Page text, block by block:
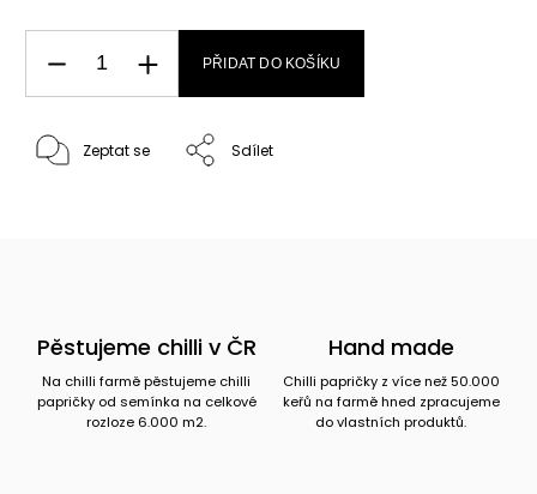
PŘIDAT DO KOŠÍKU
Zeptat se Sdílet
Pěstujeme chilli v ČR
Na chilli farmě pěstujeme chilli
papričky od semínka na celkové
rozloze 6.000 m2.
Hand made
Chilli papričky z více než 50.000
keřů na farmě hned zpracujeme
do vlastních produktů.